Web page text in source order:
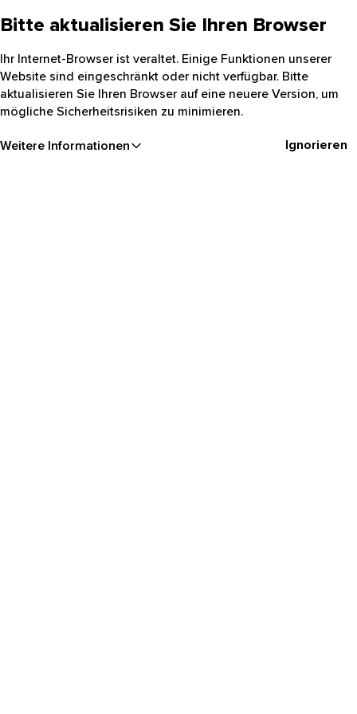
Bitte aktualisieren Sie Ihren Browser
Ihr Internet-Browser ist veraltet. Einige Funktionen unserer
Website sind eingeschränkt oder nicht verfügbar. Bitte
aktualisieren Sie Ihren Browser auf eine neuere Version, um
mögliche Sicherheitsrisiken zu minimieren.
Weitere Informationen Ignorieren